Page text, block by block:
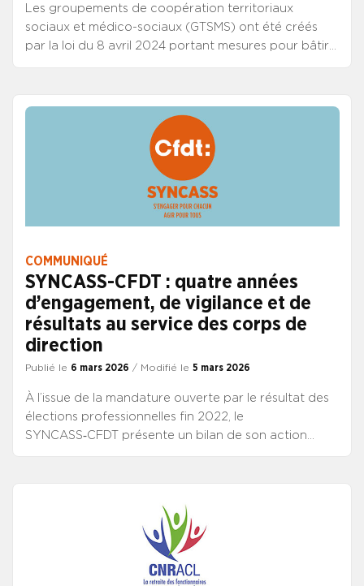
Les groupements de coopération territoriaux
sociaux et médico-sociaux (GTSMS) ont été créés
par la loi du 8 avril 2024 portant mesures pour bâtir
COMMUNIQUÉ
SYNCASS-CFDT : quatre années
d’engagement, de vigilance et de
résultats au service des corps de
direction
Publié le 6 mars 2026 / Modifié le 5 mars 2026
À l’issue de la mandature ouverte par le résultat des
élections professionnelles fin 2022, le
SYNCASS‑CFDT présente un bilan de son action
faille pour défendre les droits et les carrières des
directeurs de la fonction publique hospitalière.